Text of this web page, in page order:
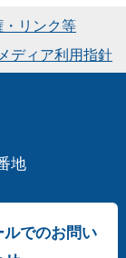
リンク等
ディア利用指針
地
ルでのお問い